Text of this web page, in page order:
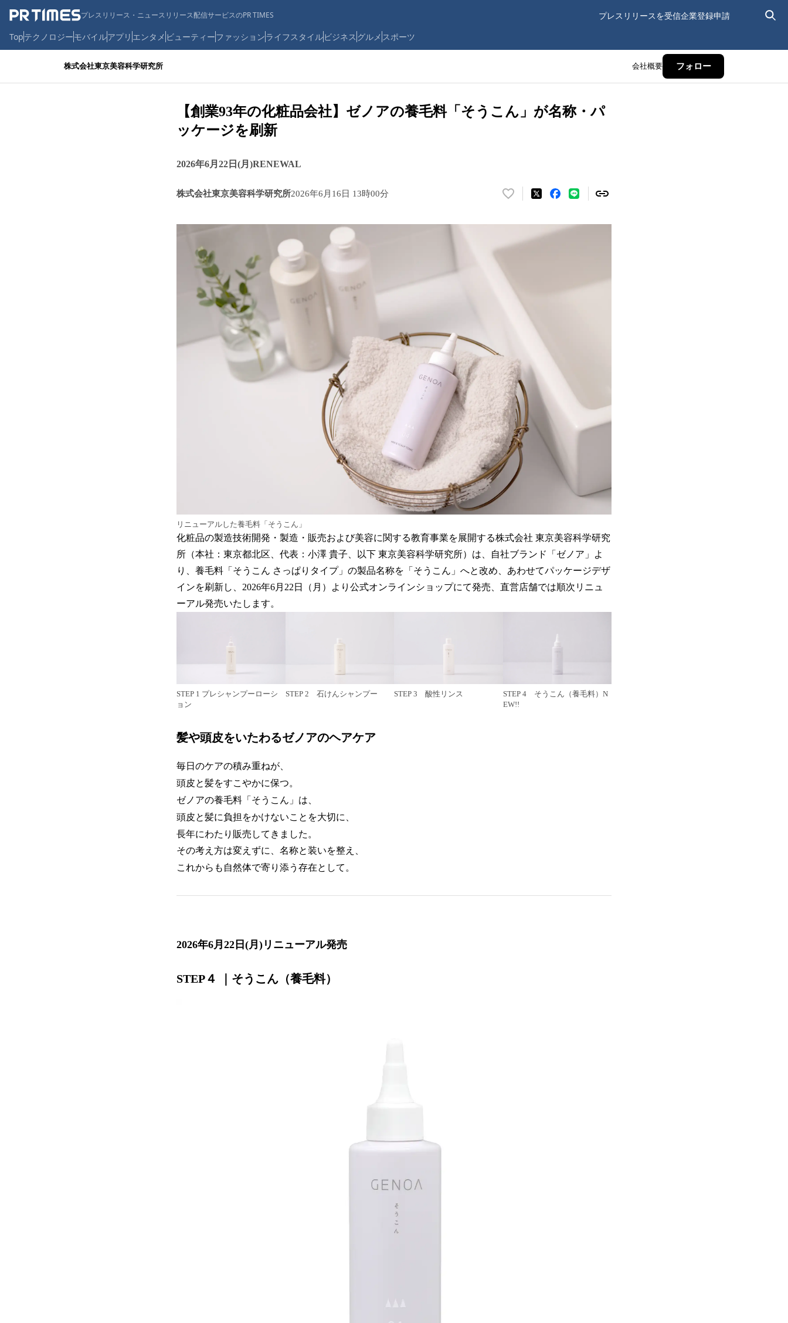
プレスリリース・ニュースリリース配信サービスのPR TIMES プレスリリースを受信企業登録申請
Topテクノロジーモバイルアプリ エンタメ ビューティーファッションライフスタイルビジネス グルメ スポーツ
株式会社東京美容科学研究所 会社概要 フォロー
【創業93年の化粧品会社】ゼノアの養毛料「そうこん」が名称・パ
ッケージを刷新
2026年6月22日(月)RENEWAL
株式会社東京美容科学研究所2026年6月16日 13時00分
い
ね
数
み
込
リニューアルした養毛料「そうこん」
化粧品の製造技術開発・製造・販売および美容に関する教育事業を展開する株式会社 東京美容科学研究
所（本社：東京都北区、代表：小澤 貴子、以下 東京美容科学研究所）は、自社ブランド「ゼノア」よ
り、養毛料「そうこん さっぱりタイプ」の製品名称を「そうこん」へと改め、あわせてパッケージデザ
インを刷新し、2026年6月22日（月）より公式オンラインショップにて発売、直営店舗では順次リニュ
ーアル発売いたします。
STEP 1 プレシャンプーローシ
ョン
STEP 2 石けんシャンプー STEP 3 酸性リンス
STEP 4 そうこん（養毛料）N
EW!!
髪や頭皮をいたわるゼノアのヘアケア
毎日のケアの積み重ねが、
頭皮と髪をすこやかに保つ。
ゼノアの養毛料「そうこん」は、
頭皮と髪に負担をかけないことを大切に、
長年にわたり販売してきました。
その考え方は変えずに、名称と装いを整え、
これからも自然体で寄り添う存在として。
2026年6月22日(月)リニューアル発売
STEP４ そうこん（養毛料）